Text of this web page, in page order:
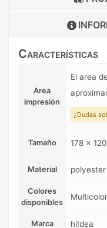
Características
Area
impresión
El area
¿Dudas
Tamaño 178 x
Material
Colores
disponibles
Multicolor
Marca hi!dea